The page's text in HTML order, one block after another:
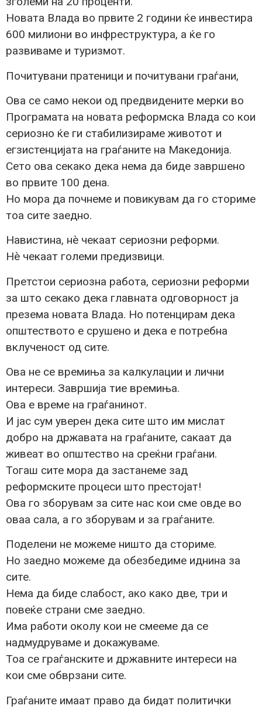
Новата Влада во првите 2 години ќе инвестира
600 милиони во инфреструктура, а ќе го
развиваме и туризмот.
Почитувани пратеници и почитувани граѓани,
Ова се само некои од предвидените мерки во
Програмата на новата реформска Влада со кои
сериозно ќе ги стабилизираме животот и
егзистенцијата на граѓаните на Македонија.
Сето ова секако дека нема да биде завршено
во првите 100 дена.
Но мора да почнеме и повикувам да го сториме
тоа сите заедно.
Навистина, нè чекаат сериозни реформи.
Нè чекаат големи предизвици.
Претстои сериозна работа, сериозни реформи
за што секако дека главната одговорност ја
презема новата Влада. Но потенцирам дека
општеството е срушено и дека е потребна
вклученост од сите.
Ова не се времиња за калкулации и лични
интереси. Завршија тие времиња.
Ова е време на граѓанинот.
И јас сум уверен дека сите што им мислат
добро на државата на граѓаните, сакаат да
живеат во општество на среќни граѓани.
Тогаш сите мора да застанеме зад
реформските процеси што престојат!
Ова го зборувам за сите нас кои сме овде во
оваа сала, а го зборувам и за граѓаните.
Поделени не можеме ништо да сториме.
Но заедно можеме да обезбедиме иднина за
сите.
Нема да биде слабост, ако како две, три и
повеќе страни сме заедно.
Има работи околу кои не смееме да се
надмудруваме и докажуваме.
Тоа се граѓанските и државните интереси на
кои сме обврзани сите.
Граѓаните имаат право да бидат политички